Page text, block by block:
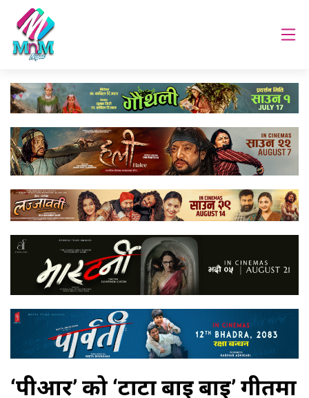
‘पीआर’ को ‘टाटा बाइ बाइ’ गीतमा